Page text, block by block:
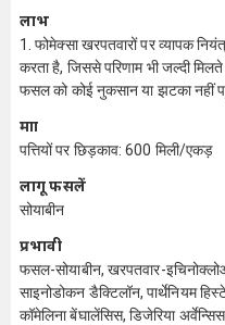
लाभ
1. फोमेक्सा खरपतवारों पर व्यापक
करता है, जिससे परिणाम भी जल्दी
फसल को कोई नुकसान या झटका नहीं
मात्रा
पत्तियों पर छिड़काव: 600 मिली/एकड़
लागू फसलें
सोयाबीन
प्रभावी
फसल-सोयाबीन, खरपतवार-
साइनोडोकन डैक्टिलॉन, पार्थेनियम
कॉमेलिना बेंघालेंसिस, डिजेरिया